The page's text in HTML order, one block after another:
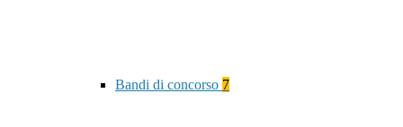
Bandi di concorso 7